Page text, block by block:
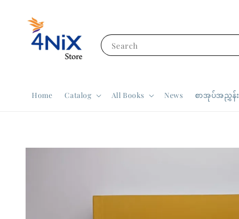
Search
Home Catalog All Books News စာအုပ်အညွှန်း